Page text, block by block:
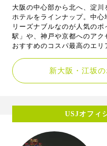
大阪の中心部から北へ、淀
ホテルをラインナップ。中
リーズナブルなのが人気の
駅」や、神戸や京都へのア
おすすめのコスパ最高のエリ
新大阪・江坂
USJオフィ